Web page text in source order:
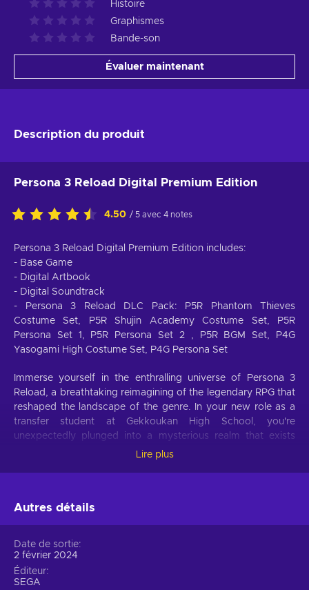
Histoire
Graphismes
Bande-son
Évaluer maintenant
Description du produit
Persona 3 Reload Digital Premium Edition
4.50 / 5 avec 4 notes
Persona 3 Reload Digital Premium Edition includes:
- Base Game
- Digital Artbook
- Digital Soundtrack
- Persona 3 Reload DLC Pack: P5R Phantom Thieves
Costume Set, P5R Shujin Academy Costume Set, P5R
Persona Set 1, P5R Persona Set 2 , P5R BGM Set, P4G
Yasogami High Costume Set, P4G Persona Set
Immerse yourself in the enthralling universe of Persona 3
Reload, a breathtaking reimagining of the legendary RPG that
reshaped the landscape of the genre. In your new role as a
transfer student at Gekkoukan High School, you're
unexpectedly plunged into a mysterious realm that exists
between midnight and dawn, known as the Dark Hour. This
strength, allowing you to confront and defeat these
friendship, and enhancing your insight into their distinct
personas. Buy Persona 3 Reload Xbox Live key and dive into
engaging social exchanges, explore the dynamic cityscape
Lire plus
Autres détails
Date de sortie
2 février 2024
Éditeur
SEGA